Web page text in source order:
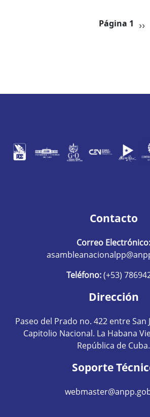
Página 1 ››
Contacto
Correo Electrónico:
Teléfono:(+53)
Dirección
Paseo del Prado no. 422 entre San
Capitolio Nacional. La Habana
República de Cuba.
Soporte